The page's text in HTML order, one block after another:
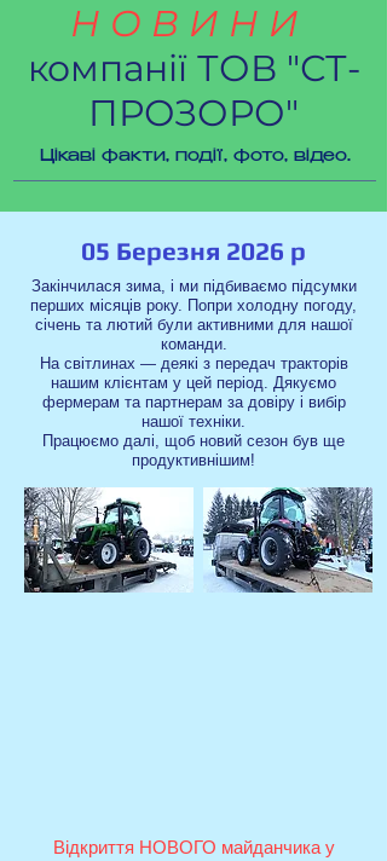
Н О В И Н И
компанії ТОВ "СТ-
ПРОЗОРО"
Цікаві факти, події, фото, відео.
05 Березня 2026 р
Закінчилася зима, і ми підбиваємо підсумки
перших місяців року. Попри холодну погоду,
січень та лютий були активними для нашої
команди.
На світлинах — деякі з передач тракторів
нашим клієнтам у цей період. Дякуємо
фермерам та партнерам за довіру і вибір
нашої техніки.
Працюємо далі, щоб новий сезон був ще
продуктивнішим!
Відкриття НОВОГО майданчика у